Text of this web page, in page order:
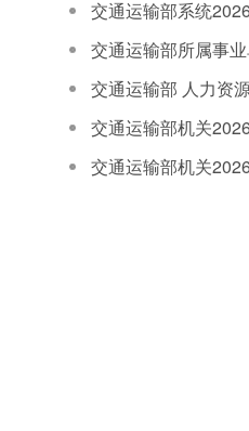
交通运输部系统
交通运输部所属事
交通运输部 人力资
交通运输部机关
交通运输部机关